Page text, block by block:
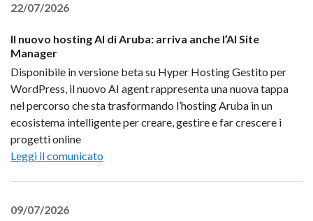
22/07/2026
Il nuovo hosting AI di Aruba: arriva anche l’AI Site
Manager
Disponibile in versione beta su Hyper Hosting Gestito per
WordPress, il nuovo AI agent rappresenta una nuova tappa
nel percorso che sta trasformando l’hosting Aruba in un
ecosistema intelligente per creare, gestire e far crescere i
progetti online
Leggi il comunicato
09/07/2026